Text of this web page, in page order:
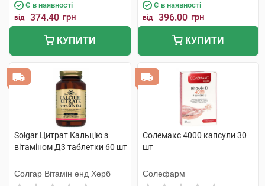
Є в наявності
від 374.40 грн
КУПИТИ
Є в наявності
від 396.00 грн
КУПИТИ
Solgar Цитрат Кальцію з
вітаміном Д3 таблетки 60 шт
Солгар Вітамін енд Херб
Солемакс 4000 капсули 30
шт
Солефарм